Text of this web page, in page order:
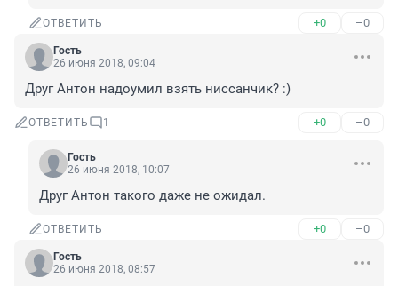
ОТВЕТИТЬ +0 –0
Гость
26 июня 2018, 09:04
Друг Антон надоумил взять ниссанчик? :)
ОТВЕТИТЬ 1 +0 –0
Гость
26 июня 2018, 10:07
Друг Антон такого даже не ожидал.
ОТВЕТИТЬ +0 –0
Гость
26 июня 2018, 08:57